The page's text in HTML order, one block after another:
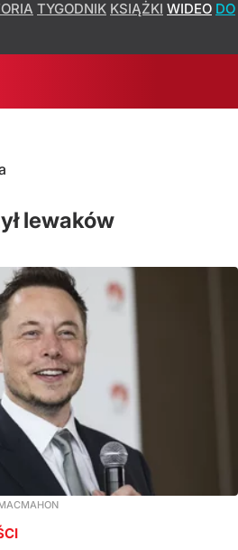
TYGODNIK KSIĄŻKI WIDEO DO
lewaków